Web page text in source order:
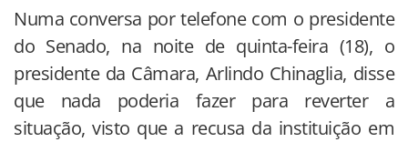
Numa conversa por telefone com o presidente
do Senado, na noite de quinta-feira (18), o
presidente da Câmara, Arlindo Chinaglia, disse
que nada poderia fazer para reverter a
situação, visto que a recusa da instituição em